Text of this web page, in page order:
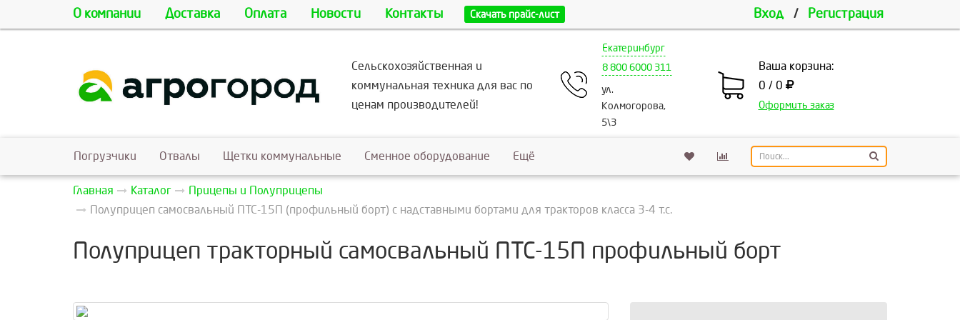
О компании Доставка Оплата Новости Контакты Скачать прайс-лист Вход / Регистрация
Сельскохозяйственная и
коммунальная техника для вас по
ценам производителей!
Екатеринбург
8 800 6000 311
ул.
Колмогорова,
5\3
Ваша корзина:
0 / 0
Оформить заказ
Погрузчики Отвалы Щетки коммунальные Сменное оборудование Ещё
Главная Каталог
Прицепы и Полуприцепы
Полуприцеп самосвальный ПТС-15П (профильный борт) с надставными бортами для тракторов класса 3-4 т.с.
Полуприцеп тракторный самосвальный ПТС-15П профильный борт